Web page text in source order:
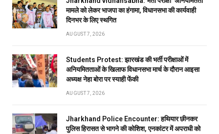
मामले को लेकर भाजपा का हंगामा, विधानसभा की कार्यवाही
दिनभर के लिए स्थगित
AUGUST 7, 2026
Students Protest: झारखंड की भर्ती परीक्षाओं में
अनियमितताओं के खिलाफ विधानसभा मार्च के दौरान आइसा
अध्यक्ष नेहा बोरा पर स्याही फेंकी
AUGUST 7, 2026
Jharkhand Police Encounter: हथियार छीनकर
पुलिस हिरासत से भागने की कोशिश, एनकांटर में अपराधी को